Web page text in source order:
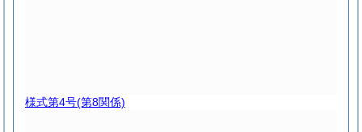
様式第4号(第8関係)